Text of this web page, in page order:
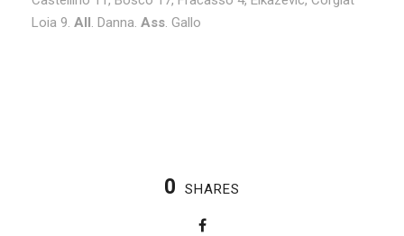
Loia 9. All. Danna. Ass. Gallo
0 SHARES